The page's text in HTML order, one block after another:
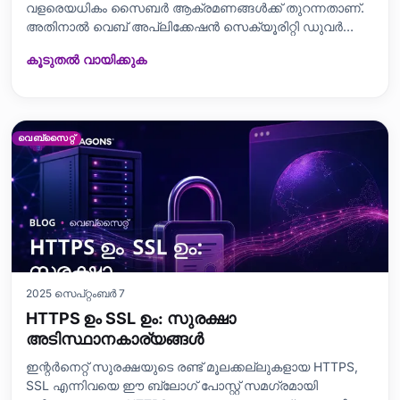
വളരെയധികം സൈബർ ആക്രമണങ്ങൾക്ക് തുറന്നതാണ്.
അതിനാൽ വെബ് അപ്ലിക്കേഷൻ സെക്യൂരിറ്റി ഡുവർ
പ്രധാന ഭാഗങ്ങൾ, പ്രവർത്തനരീതി, നല്ലത്-ചെല്ലാദ്,
കൂടുതൽ വായിക്കുക
വെബ്സൈറ്റ്
2025 സെപ്റ്റംബർ 7
HTTPS ഉം SSL ഉം: സുരക്ഷാ
അടിസ്ഥാനകാര്യങ്ങൾ
ഇന്റർനെറ്റ് സുരക്ഷയുടെ രണ്ട് മൂലക്കല്ലുകളായ HTTPS,
SSL എന്നിവയെ ഈ ബ്ലോഗ് പോസ്റ്റ് സമഗ്രമായി